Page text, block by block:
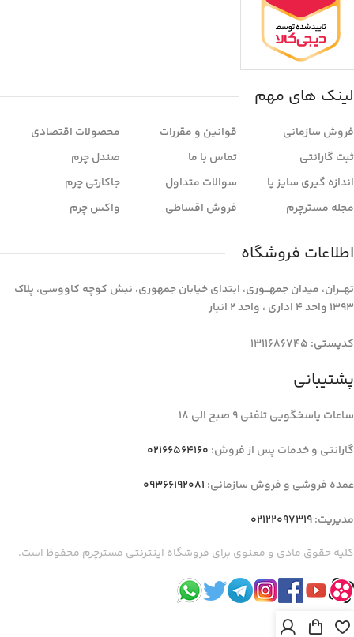
لینک های مهم
فروش سازمانی
ثبت گارانتی
اندازه گیری سایز پا
مجله مسترچرم
قوانین و مقررات
تماس با ما
سوالات متداول
فروش اقساطی
محصولات اقتصادی
صندل چرم
جاکارتی چرم
واکس چرم
اطلاعات فروشگاه
تهـــران، میدان جمهـــوری، ابتدای خیابان جمهوری، نبش کوچه کاووسی، پلاک
1393 واحد 4 اداری ، واحد 2 انبار
کدپستی: 1311686745
پشتیبانی
ساعات پاسخگویی تلفنی 9 صبح الی 18
گارانتی و خدمات پس از فروش: 02166564160
عمده فروشی و فروش سازمانی: 09366192081
مدیریت:02122097319
کلیه حقوق مادی و معنوی برای فروشگاه اینترنتی مسترچرم محفوظ است.